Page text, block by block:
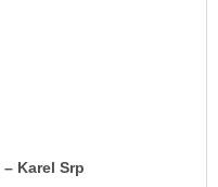
Karel Srp